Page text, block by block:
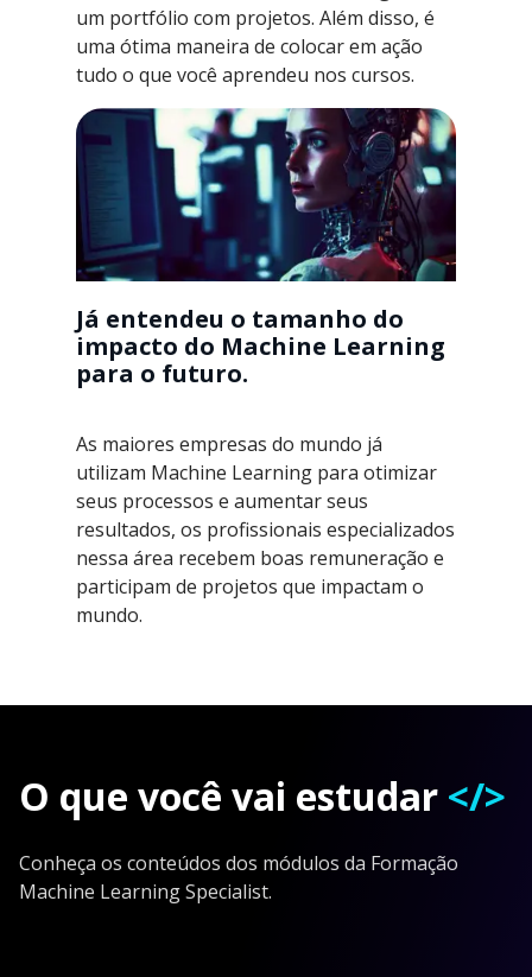
um portfólio com projetos. Além disso, é
uma ótima maneira de colocar em ação
tudo o que você aprendeu nos cursos.
Já entendeu o tamanho do
impacto do Machine Learning
para o futuro.
As maiores empresas do mundo já
utilizam Machine Learning para otimizar
seus processos e aumentar seus
resultados, os profissionais especializados
nessa área recebem boas remuneração e
participam de projetos que impactam o
mundo.
O que você vai estudar </>
Conheça os conteúdos dos módulos da Formação
Machine Learning Specialist.